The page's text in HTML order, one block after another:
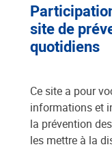
site de
quotidiens
Ce site a pour
informations et
la prévention
les mettre à la